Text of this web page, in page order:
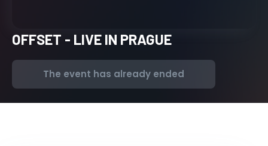
OFFSET - LIVE IN PRAGUE
The event has already ended